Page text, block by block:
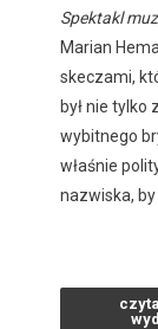
Spektakl
Marian
skeczami,
był nie
wybitnego
właśnie
nazwiska,